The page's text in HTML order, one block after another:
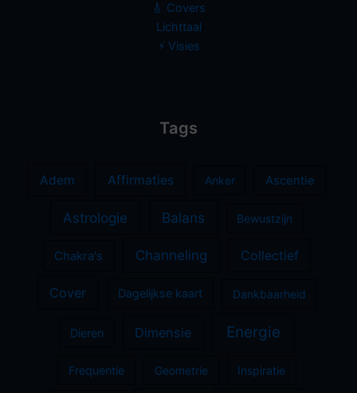
🎸 Covers
Lichttaal
⚡️ Visies
Tags
Adem Affirmaties Anker Ascentie
Astrologie Balans Bewustzijn
Chakra's Channeling Collectief
Cover Dagelijkse kaart Dankbaarheid
Dieren Dimensie Energie
Frequentie Geometrie Inspiratie